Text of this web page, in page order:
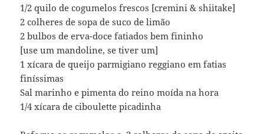
1/2 quilo de cogumelos frescos [cremini & shiitake]
2 colheres de sopa de suco de limão
2 bulbos de erva-doce fatiados bem fininho
[use um mandoline, se tiver um]
1 xícara de queijo parmigiano reggiano em fatias
finíssimas
Sal marinho e pimenta do reino moída na hora
1/4 xícara de ciboulette picadinha